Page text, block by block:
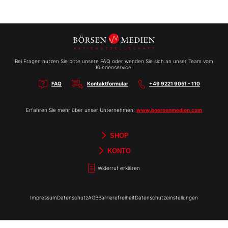
Bei Fragen nutzen Sie bitte unsere FAQ oder wenden Sie sich an unser Team vom
Kundenservice:
FAQ Kontaktformular +49 9221 9051 - 110
Erfahren Sie mehr über unser Unternehmen: www.boersenmedien.com
SHOP
Börsenbriefe
Aktien-Reports
HEBELTRADER
TradingDay
Newsletter
Merchandise
Gutscheine
KONTO
Widerruf erklären
ImpressumDatenschutzAGBBarrierefreiheitDatenschutzeinstellungen